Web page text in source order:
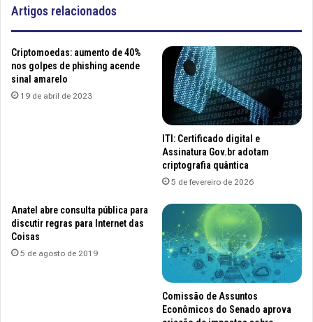
Artigos relacionados
Criptomoedas: aumento de 40%
nos golpes de phishing acende
sinal amarelo
19 de abril de 2023
ITI: Certificado digital e
Assinatura Gov.br adotam
criptografia quântica
5 de fevereiro de 2026
Anatel abre consulta pública para
discutir regras para Internet das
Coisas
5 de agosto de 2019
Comissão de Assuntos
Econômicos do Senado aprova